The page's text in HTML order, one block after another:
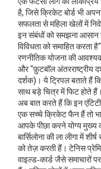
है, जिसे क्रिकेट बोर्ड भी
सफलता से महिला खेलों में
इन संबंधों को समझना
विविधता को समाहित
रणनीतिक योजना की
और "फ़ुटबॉल अंतरराष्ट्रीय
दर्शक)। ये ट्रिपल बताते हैं
साथ बड़े चित्र में फिट होते हैं।
अब बात करते हैं कि इन
एक सच्चे क्रिकेट फैन हैं तो
आपके पीछा करने योग्य मुख्य
बार्सिलोना की ला लीगा में
को तेज़ करती हैं। टेनिस
वाइल्ड‑कार्ड जैसे समाचारों